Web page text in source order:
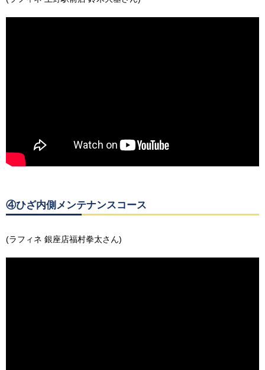
④ひざ内側メンテナンスコース
(ラフィネ 銀座店福村拳太さん)